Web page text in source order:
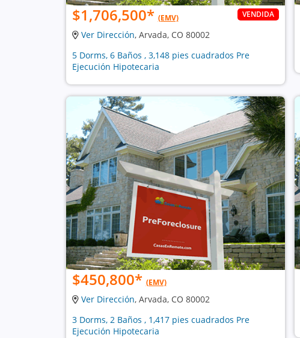
$1,706,500* (EMV) VENDIDA
Ver Dirección, Arvada, CO 80002
5 Dorms, 6 Baños , 3,148 pies cuadrados Pre
Ejecución Hipotecaria
$450,800* (EMV)
Ver Dirección, Arvada, CO 80002
3 Dorms, 2 Baños , 1,417 pies cuadrados Pre
Ejecución Hipotecaria